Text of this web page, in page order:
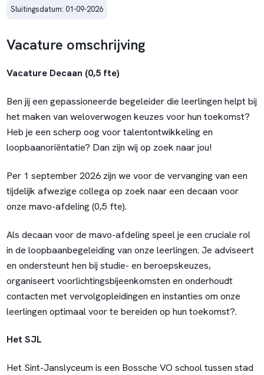
Sluitingsdatum: 01-09-2026
Vacature omschrijving
Vacature Decaan (0,5 fte)
Ben jij een gepassioneerde begeleider die leerlingen helpt bij
het maken van weloverwogen keuzes voor hun toekomst?
Heb je een scherp oog voor talentontwikkeling en
loopbaanoriëntatie? Dan zijn wij op zoek naar jou!
Per 1 september 2026 zijn we voor de vervanging van een
tijdelijk afwezige collega op zoek naar een decaan voor
onze mavo-afdeling (0,5 fte).
Als decaan voor de mavo-afdeling speel je een cruciale rol
in de loopbaanbegeleiding van onze leerlingen. Je adviseert
en ondersteunt hen bij studie- en beroepskeuzes,
organiseert voorlichtingsbijeenkomsten en onderhoudt
contacten met vervolgopleidingen en instanties om onze
leerlingen optimaal voor te bereiden op hun toekomst?.
Het SJL
Het Sint-Janslyceum is een Bossche VO school tussen stad